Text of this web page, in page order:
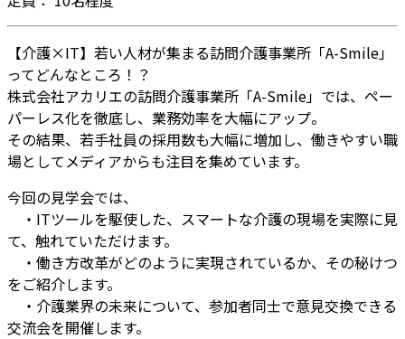
【介護×IT】若い人材が集まる訪問介護事業所「A-Smile」
ってどんなところ！？
株式会社アカリエの訪問介護事業所「A-Smile」では、ペー
パーレス化を徹底し、業務効率を大幅にアップ。
その結果、若手社員の採用数も大幅に増加し、働きやすい職
場としてメディアからも注目を集めています。
今回の見学会では、
・ITツールを駆使した、スマートな介護の現場を実際に見
て、触れていただけます。
・働き方改革がどのように実現されているか、その秘けつ
をご紹介します。
・介護業界の未来について、参加者同士で意見交換できる
交流会を開催します。